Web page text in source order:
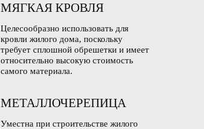
МЯГКАЯ КРОВЛЯ
Целесообразно использовать для
кровли жилого дома, поскольку
требует сплошной обрешетки и имеет
относительно высокую стоимость
самого материала.
МЕТАЛЛОЧЕРЕПИЦА
Уместна при строительстве жилого